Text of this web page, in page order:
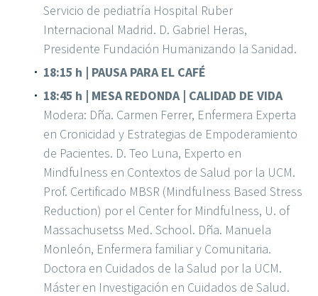
Servicio de pediatría Hospital Ruber
Internacional Madrid. D. Gabriel Heras,
Presidente Fundación Humanizando la Sanidad.
18:15 h | PAUSA PARA EL CAFÉ
18:45 h | MESA REDONDA | CALIDAD DE VIDA
Modera: Dña. Carmen Ferrer, Enfermera Experta
en Cronicidad y Estrategias de Empoderamiento
de Pacientes. D. Teo Luna, Experto en
Mindfulness en Contextos de Salud por la UCM.
Prof. Certificado MBSR (Mindfulness Based Stress
Reduction) por el Center for Mindfulness, U. of
Massachusetss Med. School. Dña. Manuela
Monleón, Enfermera familiar y Comunitaria.
Doctora en Cuidados de la Salud por la UCM.
Máster en Investigación en Cuidados de Salud.